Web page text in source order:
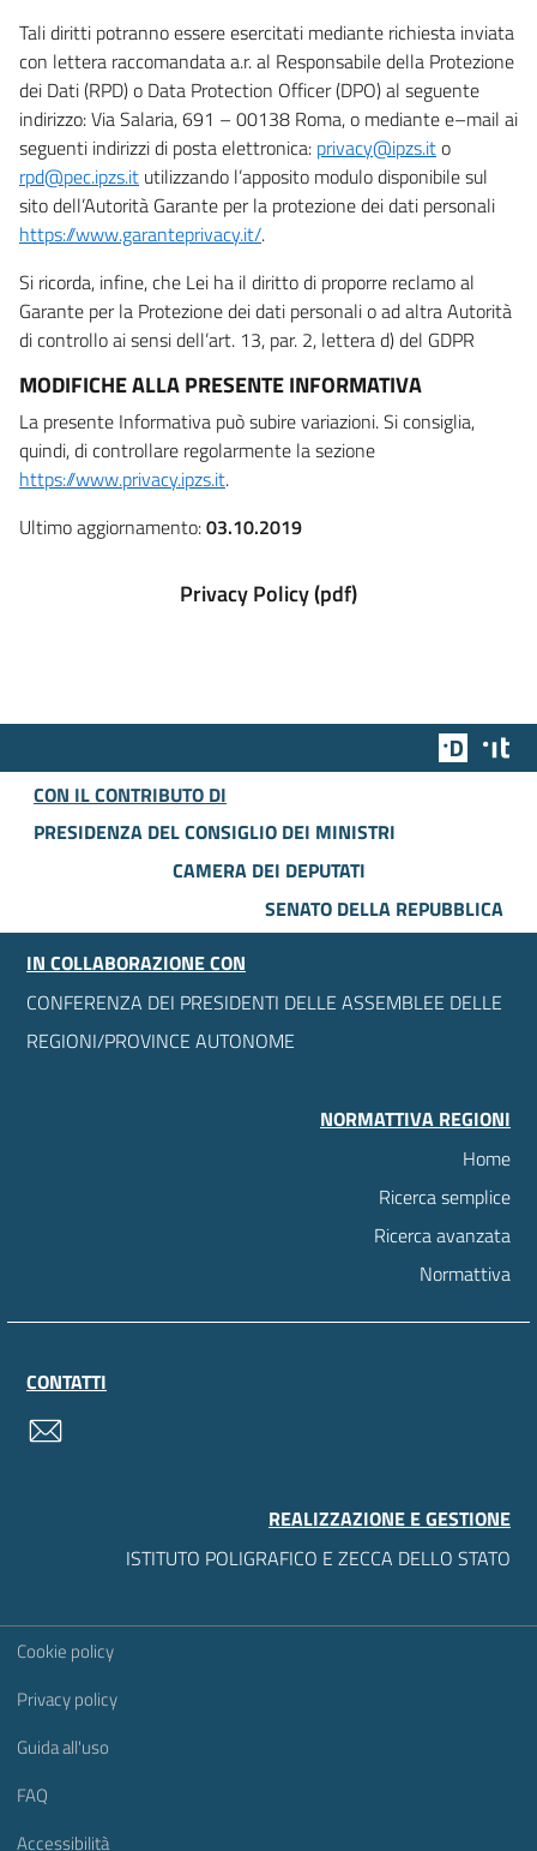
Tali diritti potranno essere esercitati mediante richiesta inviata
con lettera raccomandata a.r. al Responsabile della Protezione
dei Dati (RPD) o Data Protection Officer (DPO) al seguente
indirizzo: Via Salaria, 691 – 00138 Roma, o mediante e–mail ai
seguenti indirizzi di posta elettronica: privacy@ipzs.ito
rpd@pec.ipzs.it utilizzando l’apposito modulo disponibile sul
sito dell’Autorità Garante per la protezione dei dati personali
https://www.garanteprivacy.it/.
Si ricorda, infine, che Lei ha il diritto di proporre reclamo al
Garante per la Protezione dei dati personali o ad altra Autorità
di controllo ai sensi dell’art. 13, par. 2, lettera d) del GDPR
MODIFICHE ALLA PRESENTE INFORMATIVA
La presente Informativa può subire variazioni. Si consiglia,
quindi, di controllare regolarmente la sezione
https://www.privacy.ipzs.it.
Ultimo aggiornamento:03.10.2019
Privacy Policy (pdf)
Team
CON IL CONTRIBUTO DI
PRESIDENZA DEL CONSIGLIO DEI MINISTRI
CAMERA DEI DEPUTATI
SENATO DELLA REPUBBLICA
IN COLLABORAZIONE CON
CONFERENZA DEI PRESIDENTI DELLE ASSEMBLEE DELLE
REGIONI/PROVINCE AUTONOME
NORMATTIVA REGIONI
Home
Ricerca semplice
Ricerca avanzata
Normattiva
CONTATTI
REALIZZAZIONE E GESTIONE
ISTITUTO POLIGRAFICO E ZECCA DELLO STATO
Sezione Link Utili
Cookie policy
Privacy policy
Guida all'uso
FAQ
Accessibilità